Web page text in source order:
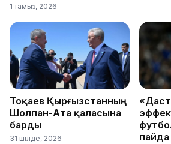
1 тамыз, 2026
Тоқаев Қырғызстанның
Шолпан-Ата қаласына
барды
31 шілде, 2026